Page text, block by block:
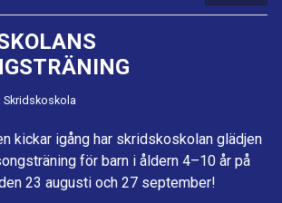
Skridskoskola
kickar igång har skridskoskolan glädjen
för barn i åldern 4–10 år på
23 augusti och 27 september!